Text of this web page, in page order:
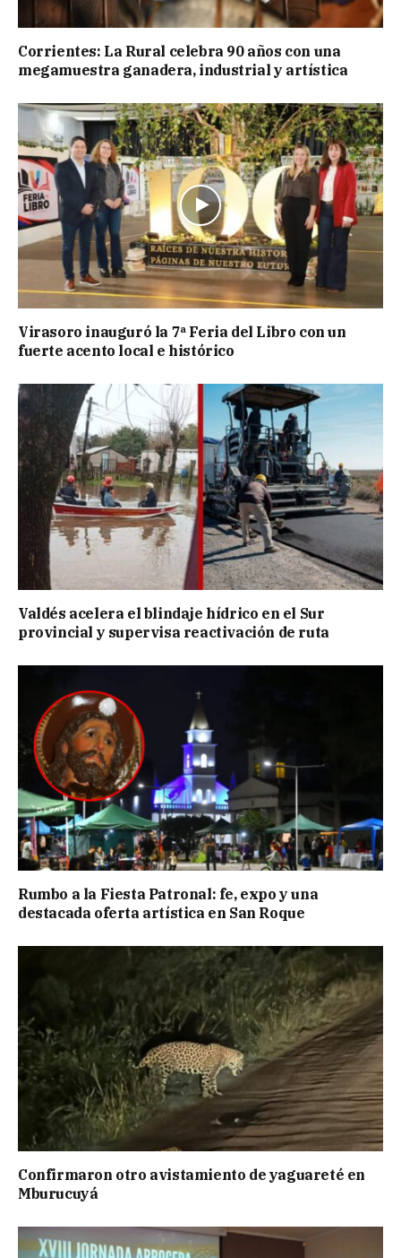
Corrientes: La Rural celebra 90 años con una
megamuestra ganadera, industrial y artística
Virasoro inauguró la 7ª Feria del Libro con un
fuerte acento local e histórico
Valdés acelera el blindaje hídrico en el Sur
provincial y supervisa reactivación de ruta
Rumbo a la Fiesta Patronal: fe, expo y una
destacada oferta artística en San Roque
Confirmaron otro avistamiento de yaguareté en
Mburucuyá